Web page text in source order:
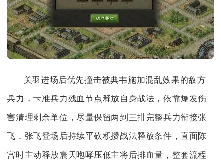
关羽进场后优先撞击被典韦施加混乱效果的敌方
兵力，卡准兵力残血节点释放自身战法，依靠爆发伤
害清理剩余单位，尽量保留两到三排完整兵力衔接张
飞，张飞登场后持续平砍积攒战法释放条件，直面陈
宫时主动释放震天咆哮压低主将后排血量，整套流程